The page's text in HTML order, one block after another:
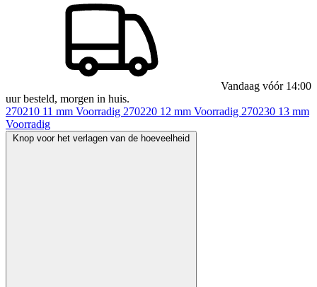
Vandaag vóór 14:00
uur besteld, morgen in huis.
270210 11 mm Voorradig 270220 12 mm Voorradig 270230 13 mm
Voorradig
Knop voor het verlagen van de hoeveelheid